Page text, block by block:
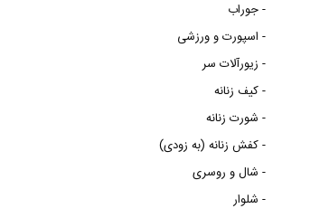
جوراب -
اسپورت و ورزشی -
زیورآلات سر -
کیف زنانه -
شورت زنانه -
کفش زنانه (به زودی) -
شال و روسری -
شلوار -